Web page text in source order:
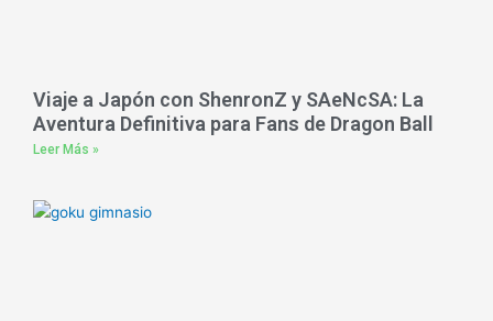
Viaje a Japón con ShenronZ y SAeNcSA: La
Aventura Definitiva para Fans de Dragon Ball
Leer Más »